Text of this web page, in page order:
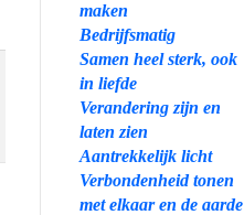
maken
Bedrijfsmatig
Samen heel sterk, ook
in liefde
Verandering zijn en
laten zien
Aantrekkelijk licht
Verbondenheid tonen
met elkaar en de aarde